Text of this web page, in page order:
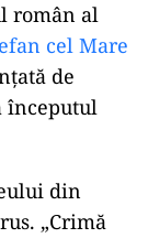
român al
cel Mare
de
începutul
din
„Crimă